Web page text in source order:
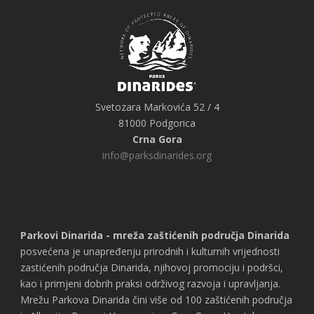
Svetozara Markovića 52 / 4
81000 Podgorica
Crna Gora
info@parksdinarides.org
Parkovi Dinarida - mreža zaštićenih područja Dinarida
posvećena je unapređenju prirodnih i kulturnih vrijednosti
zastićenih područja Dinarida, njihovoj promociju i podršci,
kao i primjeni dobrih praksi održivog razvoja i upravljanja.
Mrežu Parkova Dinarida čini više od 100 zaštićenih područja